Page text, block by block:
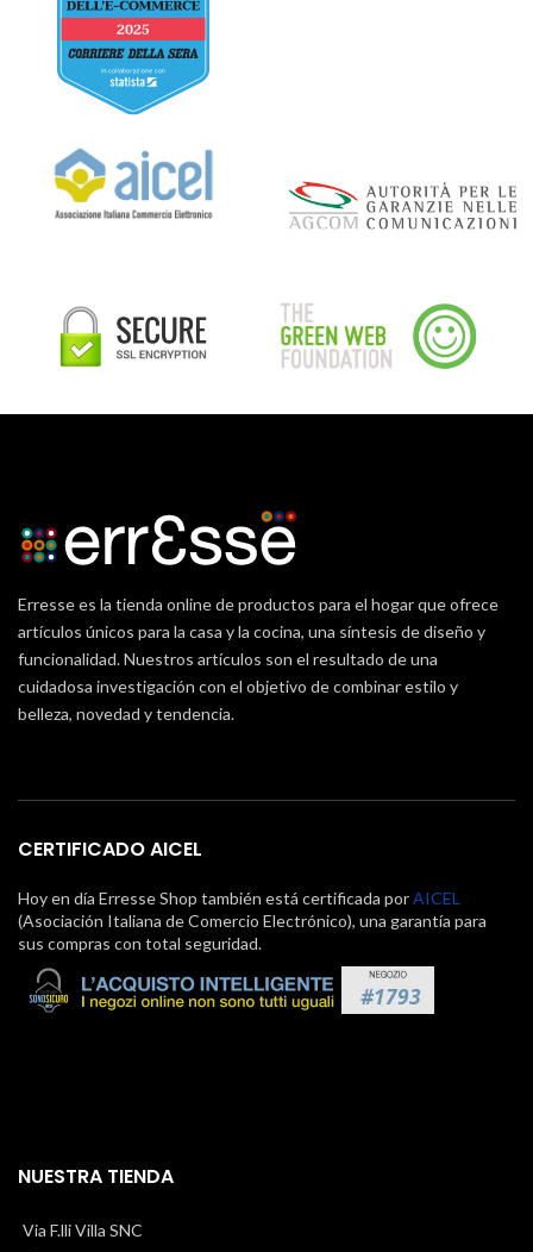
Erresse es la tienda online de productos para el hogar que ofrece
artículos únicos para la casa y la cocina, una síntesis de diseño y
funcionalidad. Nuestros artículos son el resultado de una
cuidadosa investigación con el objetivo de combinar estilo y
belleza, novedad y tendencia.
CERTIFICADO AICEL
Hoy en día Erresse Shop también está certificada porAICEL
(Asociación Italiana de Comercio Electrónico), una garantía para
sus compras con total seguridad.
NUESTRA TIENDA
Via F.lli Villa SNC